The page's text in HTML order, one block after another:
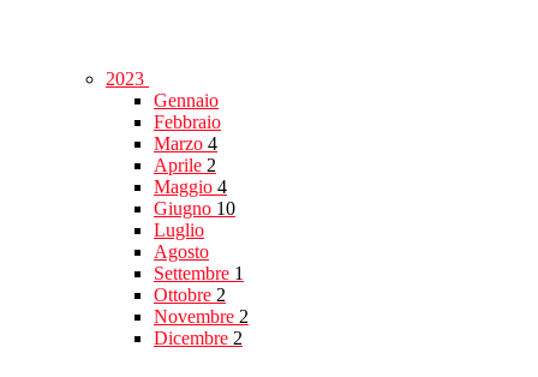
2023
Gennaio
Febbraio
Marzo 4
Aprile 2
Maggio 4
Giugno 10
Luglio
Agosto
Settembre 1
Ottobre 2
Novembre 2
Dicembre 2